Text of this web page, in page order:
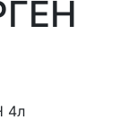
4л